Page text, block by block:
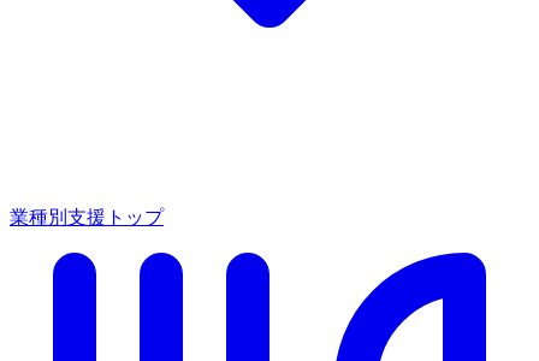
業種別支援トップ